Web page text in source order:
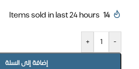
14
Items sold in last 24 hours
-
+
إضافة إلى السلة